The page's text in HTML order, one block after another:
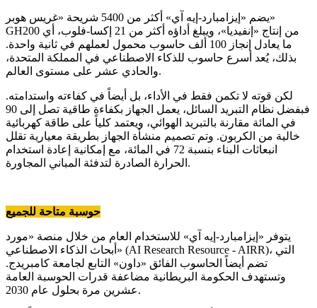
يضم «إيزامبارد-إيه آي» أكثر من 5400 شريحة «غريس هوبر»
GH200 من إنتاج «إنفيديا»، ويبلغ أداؤه أكثر من 21 إكسا-فلوب، أي
ما يعادل إنجاز 100 ألف حاسوب محمول لعملهم في ثانية واحدة.
بذلك، يُعد أسرع حاسوب للذكاء الاصطناعي في المملكة المتحدة،
والحادي عشر على مستوى العالم.
لكن قوته لا تكمن فقط في الأداء، بل أيضاً في كفاءته واستدامته.
فبفضل نظام التبريد السائل، يعمل الجهاز بكفاءة طاقية تصل إلى 90
في المائة مقارنة بالتبريد الهوائي، ويعتمد كلياً على طاقة كهربائية
خالية من الكربون. وتم تصميم منشأة الجهاز بطريقة معيارية تقلل
انبعاثات البناء بنسبة 72 في المائة، مع إمكانية إعادة استخدام
الحرارة الصادرة لتدفئة المباني المجاورة.
حوسبة متاحة للجميع
يتوفر «إيزامبارد-إيه آي» للاستخدام العام من خلال منصة «مورد
أبحاث الذكاء الاصطناعي» (AI Research Resource - AIRR)، التي
تضم أيضاً الحاسوب الفائق «داون» التابع لجامعة كامبريدج.
وتستهدف الحكومة البريطانية مضاعفة قدرات الحوسبة العامة
عشرين مرة بحلول عام 2030.